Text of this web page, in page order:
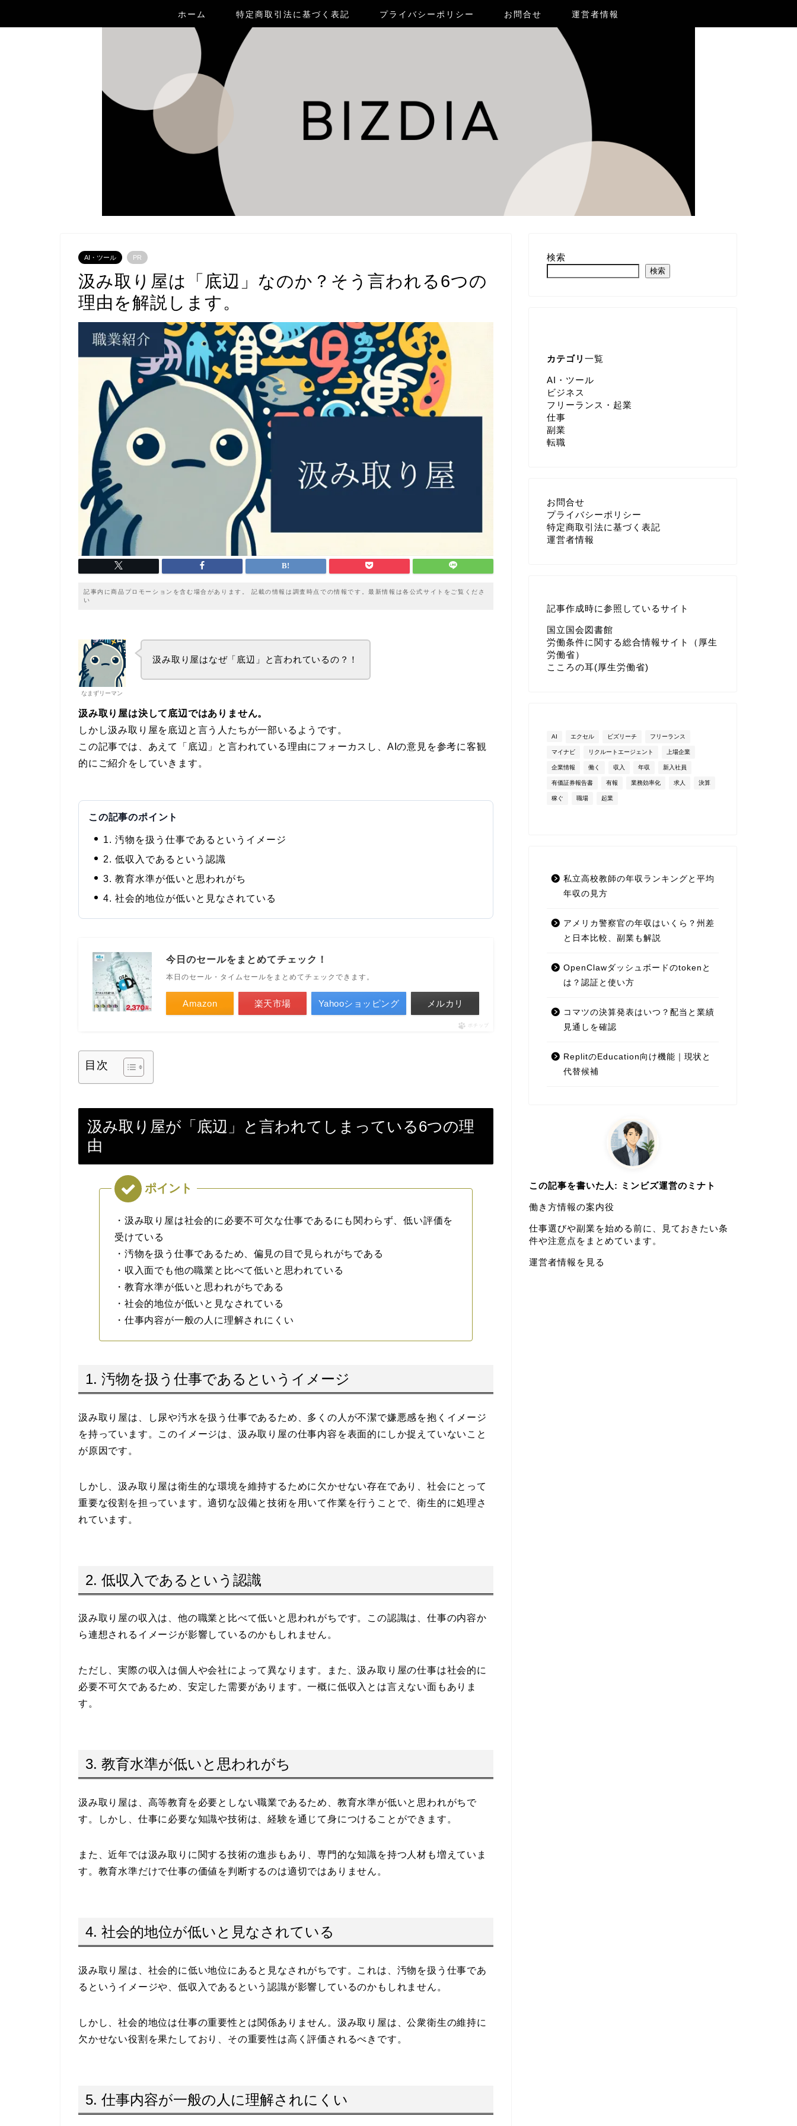
ホーム 特定商取引法に基づく表記 プライバシーポリシー お問合せ 運営者情報
AI・ツール PR
汲み取り屋は「底辺」なのか？そう言われる6つの
理由を解説します。
記事内に商品プロモーションを含む場合があります。 記載の情報は調査時点での情報です。最新情報は各公式サイトをご覧くださ
い
なまずリーマン
汲み取り屋はなぜ「底辺」と言われているの？！
汲み取り屋は決して底辺ではありません。
しかし汲み取り屋を底辺と言う人たちが一部いるようです。
この記事では、あえて「底辺」と言われている理由にフォーカスし、AIの意見を参考に客観
的にご紹介をしていきます。
この記事のポイント
1. 汚物を扱う仕事であるというイメージ
2. 低収入であるという認識
3. 教育水準が低いと思われがち
4. 社会的地位が低いと見なされている
今日のセールをまとめてチェック！
本日のセール・タイムセールをまとめてチェックできます。
Amazon 楽天市場 Yahooショッピング メルカリ
ポチップ
目次
汲み取り屋が「底辺」と言われてしまっている6つの理
由
・汲み取り屋は社会的に必要不可欠な仕事であるにも関わらず、低い評価を
受けている
・汚物を扱う仕事であるため、偏見の目で見られがちである
・収入面でも他の職業と比べて低いと思われている
・教育水準が低いと思われがちである
・社会的地位が低いと見なされている
・仕事内容が一般の人に理解されにくい
1. 汚物を扱う仕事であるというイメージ
汲み取り屋は、し尿や汚水を扱う仕事であるため、多くの人が不潔で嫌悪感を抱くイメージ
を持っています。このイメージは、汲み取り屋の仕事内容を表面的にしか捉えていないこと
が原因です。
しかし、汲み取り屋は衛生的な環境を維持するために欠かせない存在であり、社会にとって
重要な役割を担っています。適切な設備と技術を用いて作業を行うことで、衛生的に処理さ
れています。
2. 低収入であるという認識
汲み取り屋の収入は、他の職業と比べて低いと思われがちです。この認識は、仕事の内容か
ら連想されるイメージが影響しているのかもしれません。
ただし、実際の収入は個人や会社によって異なります。また、汲み取り屋の仕事は社会的に
必要不可欠であるため、安定した需要があります。一概に低収入とは言えない面もありま
す。
3. 教育水準が低いと思われがち
汲み取り屋は、高等教育を必要としない職業であるため、教育水準が低いと思われがちで
す。しかし、仕事に必要な知識や技術は、経験を通じて身につけることができます。
また、近年では汲み取りに関する技術の進歩もあり、専門的な知識を持つ人材も増えていま
す。教育水準だけで仕事の価値を判断するのは適切ではありません。
4. 社会的地位が低いと見なされている
汲み取り屋は、社会的に低い地位にあると見なされがちです。これは、汚物を扱う仕事であ
るというイメージや、低収入であるという認識が影響しているのかもしれません。
しかし、社会的地位は仕事の重要性とは関係ありません。汲み取り屋は、公衆衛生の維持に
欠かせない役割を果たしており、その重要性は高く評価されるべきです。
5. 仕事内容が一般の人に理解されにくい
検索
検索
カテゴリ 一覧
AI・ツール
ビジネス
フリーランス・起業
仕事
副業
転職
お問合せ
プライバシーポリシー
特定商取引法に基づく表記
運営者情報
記事作成時に参照しているサイト
国立国会図書館
労働条件に関する総合情報サイト（厚生
労働省）
こころの耳(厚生労働省)
AI エクセル ビズリーチ フリーランス
マイナビ リクルートエージェント 上場企業
企業情報 働く 収入 年収 新入社員
有価証券報告書 有報 業務効率化 求人 決算
稼ぐ 職場 起業
私立高校教師の年収ランキングと平均
年収の見方
アメリカ警察官の年収はいくら？州差
と日本比較、副業も解説
OpenClawダッシュボードのtokenと
は？認証と使い方
コマツの決算発表はいつ？配当と業績
見通しを確認
ReplitのEducation向け機能｜現状と
代替候補
この記事を書いた人: ミンビズ運営のミナト
働き方情報の案内役
仕事選びや副業を始める前に、見ておきたい条
件や注意点をまとめています。
運営者情報を見る